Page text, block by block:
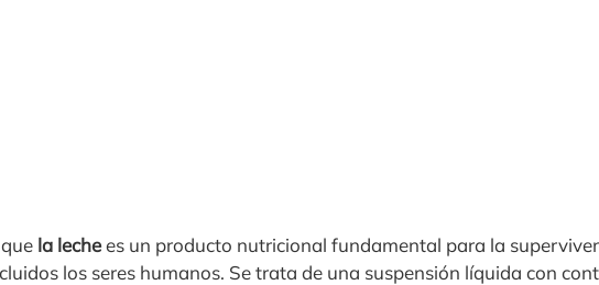
la lechees un producto nutricional fundamental para la
los seres humanos. Se trata de una suspensión líquida con